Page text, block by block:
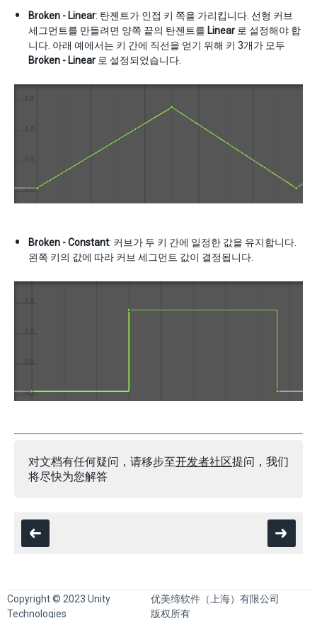
Broken - Linear: 탄젠트가 인접 키 쪽을 가리킵니다. 선형 커브
세그먼트를 만들려면 양쪽 끝의 탄젠트를 Linear 로 설정해야 합
니다. 아래 예에서는 키 간에 직선을 얻기 위해 키 3개가 모두
Broken - Linear 로 설정되었습니다.
Broken - Constant: 커브가 두 키 간에 일정한 값을 유지합니다.
왼쪽 키의 값에 따라 커브 세그먼트 값이 결정됩니다.
对文档有任何疑问，请移步至开发者社区提问，我们
将尽快为您解答
Copyright © 2023 Unity
Technologies
优美缔软件（上海）有限公司
版权所有